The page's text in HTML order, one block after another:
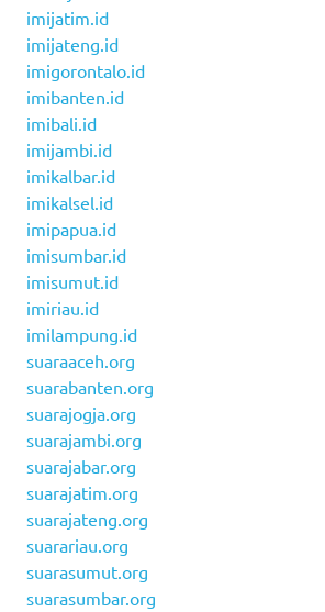
imijatim.id
imijateng.id
imigorontalo.id
imibanten.id
imibali.id
imijambi.id
imikalbar.id
imikalsel.id
imipapua.id
imisumbar.id
imisumut.id
imiriau.id
imilampung.id
suaraaceh.org
suarabanten.org
suarajogja.org
suarajambi.org
suarajabar.org
suarajatim.org
suarajateng.org
suarariau.org
suarasumut.org
suarasumbar.org